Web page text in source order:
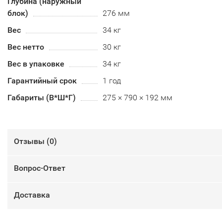
блок)
276 мм
Вес
34 кг
Вес нетто
30 кг
Вес в упаковке
34 кг
Гарантийный срок
1 год
Габариты (В*Ш*Г)
275 × 790 × 192 мм
Отзывы (0)
Вопрос-Ответ
Доставка